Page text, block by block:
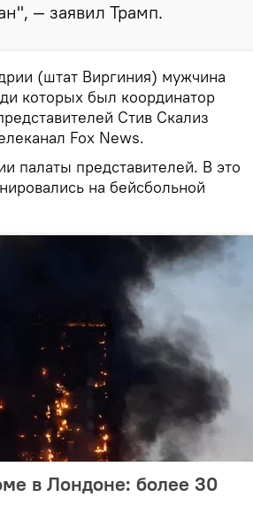
— заявил Трамп.
(штат Виргиния) мужчина
которых был координатор
Стив Скализ
Fox News.
палаты представителей. В это
на бейсбольной
в Лондоне: более 30